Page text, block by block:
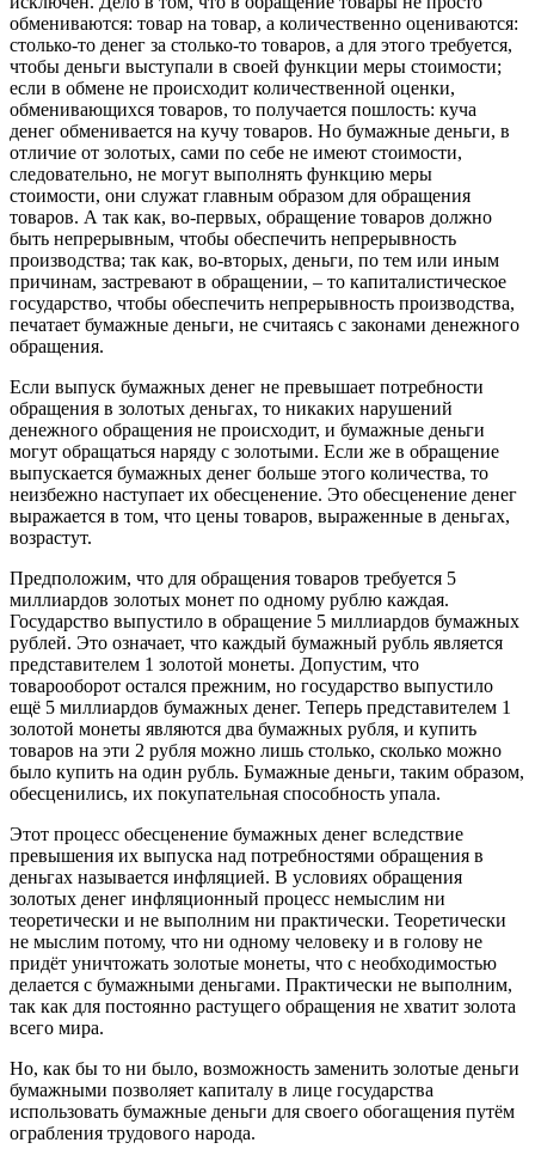
обмениваются: товар на товар, а количественно оцениваются:
столько-то денег за столько-то товаров, а для этого требуется,
чтобы деньги выступали в своей функции меры стоимости;
если в обмене не происходит количественной оценки,
обменивающихся товаров, то получается пошлость: куча
денег обменивается на кучу товаров. Но бумажные деньги, в
отличие от золотых, сами по себе не имеют стоимости,
следовательно, не могут выполнять функцию меры
стоимости, они служат главным образом для обращения
товаров. А так как, во-первых, обращение товаров должно
быть непрерывным, чтобы обеспечить непрерывность
производства; так как, во-вторых, деньги, по тем или иным
причинам, застревают в обращении, – то капиталистическое
государство, чтобы обеспечить непрерывность производства,
печатает бумажные деньги, не считаясь с законами денежного
обращения.
Если выпуск бумажных денег не превышает потребности
обращения в золотых деньгах, то никаких нарушений
денежного обращения не происходит, и бумажные деньги
могут обращаться наряду с золотыми. Если же в обращение
выпускается бумажных денег больше этого количества, то
неизбежно наступает их обесценение. Это обесценение денег
выражается в том, что цены товаров, выраженные в деньгах,
возрастут.
Предположим, что для обращения товаров требуется 5
миллиардов золотых монет по одному рублю каждая.
Государство выпустило в обращение 5 миллиардов бумажных
рублей. Это означает, что каждый бумажный рубль является
представителем 1 золотой монеты. Допустим, что
товарооборот остался прежним, но государство выпустило
ещё 5 миллиардов бумажных денег. Теперь представителем 1
золотой монеты являются два бумажных рубля, и купить
товаров на эти 2 рубля можно лишь столько, сколько можно
было купить на один рубль. Бумажные деньги, таким образом,
обесценились, их покупательная способность упала.
Этот процесс обесценение бумажных денег вследствие
превышения их выпуска над потребностями обращения в
деньгах называется инфляцией. В условиях обращения
золотых денег инфляционный процесс немыслим ни
теоретически и не выполним ни практически. Теоретически
не мыслим потому, что ни одному человеку и в голову не
придёт уничтожать золотые монеты, что с необходимостью
делается с бумажными деньгами. Практически не выполним,
так как для постоянно растущего обращения не хватит золота
всего мира.
Но, как бы то ни было, возможность заменить золотые деньги
бумажными позволяет капиталу в лице государства
использовать бумажные деньги для своего обогащения путём
ограбления трудового народа.